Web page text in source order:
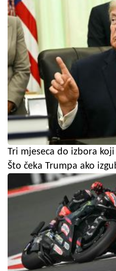
Tri mjeseca do izbora
Što čeka Trumpa ako